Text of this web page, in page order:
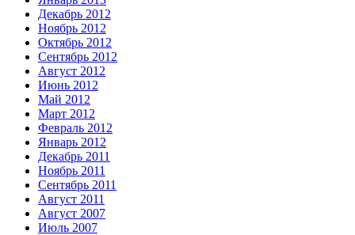
Декабрь 2012
Ноябрь 2012
Октябрь 2012
Сентябрь 2012
Август 2012
Июнь 2012
Май 2012
Март 2012
Февраль 2012
Январь 2012
Декабрь 2011
Ноябрь 2011
Сентябрь 2011
Август 2011
Август 2007
Июль 2007